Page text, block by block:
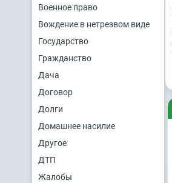
Военное право
Вождение в нетрезвом виде
Государство
Гражданство
Дача
Договор
Долги
Домашнее насилие
Другое
ДТП
Жалобы